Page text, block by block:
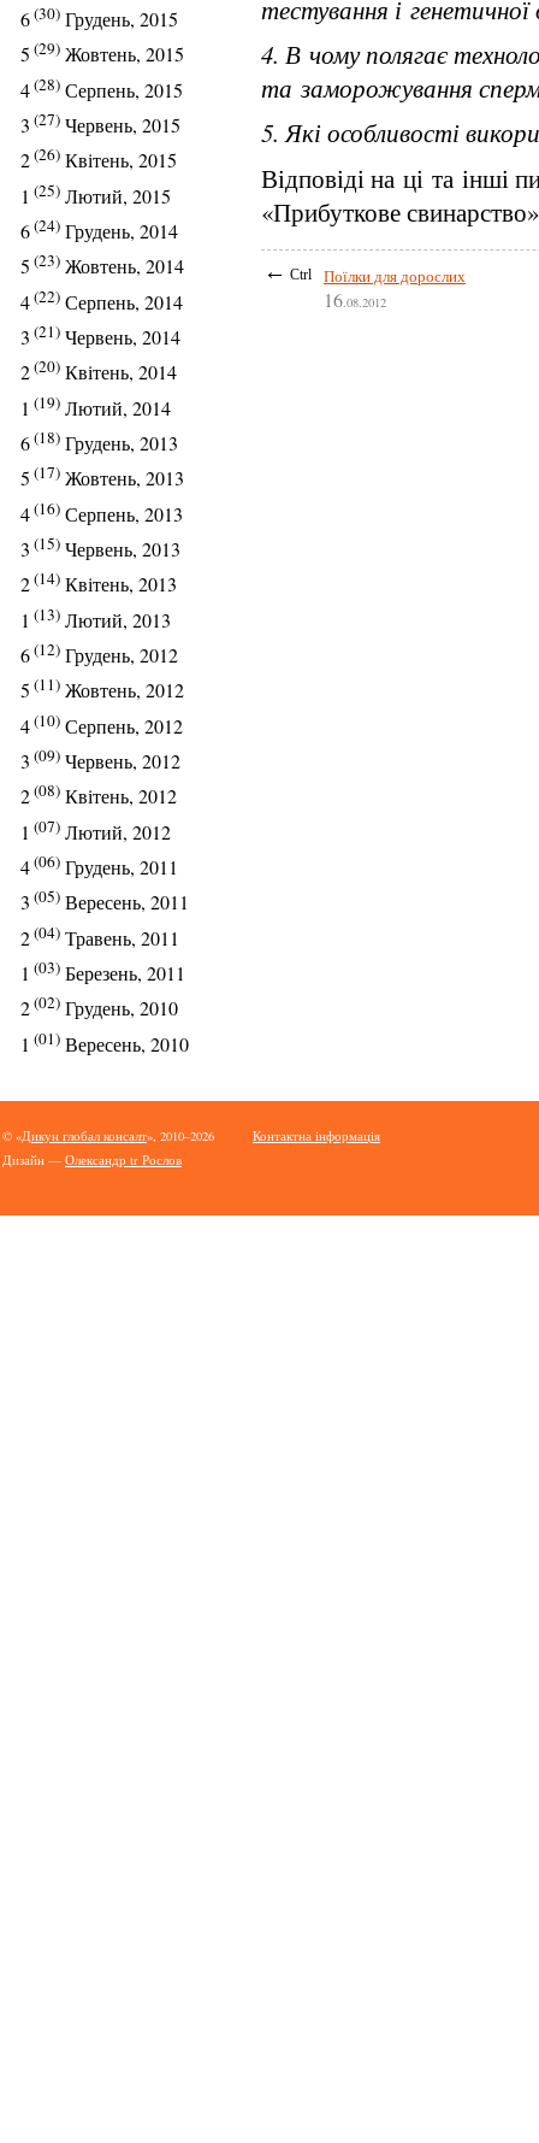
6(30) Грудень, 2015
5 (29) Жовтень, 2015
4(28) Серпень, 2015
3 (27) Червень, 2015
2(26) Квітень, 2015
1 (25) Лютий, 2015
6(24) Грудень, 2014
5 (23) Жовтень, 2014
4(22) Серпень, 2014
3 (21) Червень, 2014
2(20) Квітень, 2014
1 (19) Лютий, 2014
6(18) Грудень, 2013
5 (17) Жовтень, 2013
4(16) Серпень, 2013
3 (15) Червень, 2013
2(14) Квітень, 2013
1 (13) Лютий, 2013
6(12) Грудень, 2012
5 (11) Жовтень, 2012
4(10) Серпень, 2012
3 (09) Червень, 2012
2(08) Квітень, 2012
1 (07) Лютий, 2012
4(06) Грудень, 2011
3 (05) Вересень, 2011
2(04) Травень, 2011
1 (03) Березень, 2011
2(02) Грудень, 2010
1 (01) Вересень, 2010
тестування і генетичної
4. В чому полягає
та заморожування
5. Які особливості
Відповіді на ці та інші
«Прибуткове
← Ctrl Поїлки для дорослих
16.08.2012
© «Дикун глобал консалт», 2010–2026
Дизайн — Олександр tr Рослов
Контактна інформація